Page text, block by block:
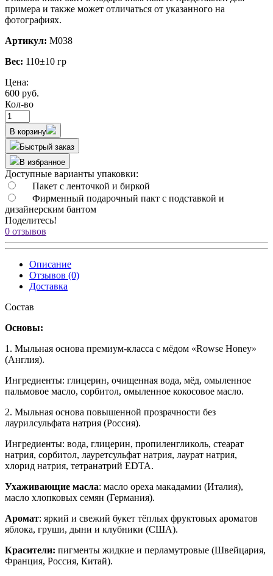
примера и также может отличаться от указанного на
фотографиях.
Артикул: М038
Вес: 110±10 гр
Цена:
600 руб.
Кол-во
В корзину
Быстрый заказ
В избранное
Доступные варианты упаковки:
Пакет с ленточкой и биркой
Фирменный подарочный пакт с подставкой и
дизайнерским бантом
Поделитесь!
0 отзывов
Описание
Отзывов (0)
Доставка
Состав
Основы:
1. Мыльная основа премиум-класса с мёдом «Rowse Honey»
(Англия).
Ингредиенты: глицерин, очищенная вода, мёд, омыленное
пальмовое масло, сорбитол, омыленное кокосовое масло.
2. Мыльная основа повышенной прозрачности без
лаурилсульфата натрия (Россия).
Ингредиенты: вода, глицерин, пропиленгликоль, стеарат
натрия, сорбитол, лауретсульфат натрия, лаурат натрия,
хлорид натрия, тетранатрий EDTA.
Ухаживающие масла: масло ореха макадамии (Италия),
масло хлопковых семян (Германия).
Аромат: яркий и свежий букет тёплых фруктовых ароматов
яблока, груши, дыни и клубники (США).
Красители: пигменты жидкие и перламутровые (Швейцария,
Франция, Россия, Китай).